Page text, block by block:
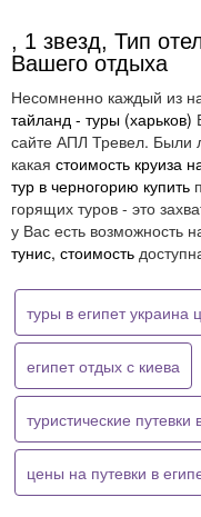
, 1 звезд, Тип
Вашего отдыха
Несомненно каждый из
тайланд - туры (харьков)
сайте АПЛ Тревел. Были
какая стоимость круиза
тур в черногорию купить
горящих туров - это
у Вас есть возможность
тунис, стоимость
туры в египет украина
египет отдых с киева
туристические путевки
цены на путевки в